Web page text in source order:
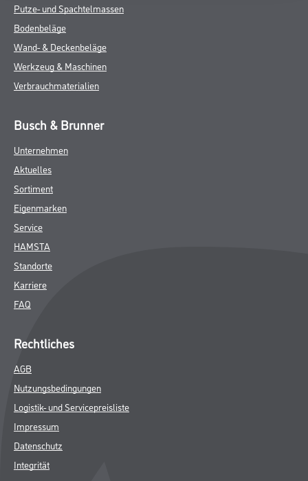
Putze- und Spachtelmassen
Bodenbeläge
Wand- & Deckenbeläge
Werkzeug & Maschinen
Verbrauchmaterialien
Busch & Brunner
Unternehmen
Aktuelles
Sortiment
Eigenmarken
Service
HAMSTA
Standorte
Karriere
FAQ
Rechtliches
AGB
Nutzungsbedingungen
Logistik- und Servicepreisliste
Impressum
Datenschutz
Integrität